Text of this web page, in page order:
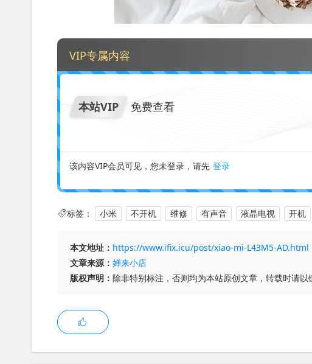
VIP专属内容
本站VIP 免费查看
该内容VIP会员可见，您未登录，请先 登录
标签： 小米 不开机 维修 有声音 液晶电视 开机
本文地址： https://www.ifix.icu/post/xiao-mi-L43M5-AD.html
文章来源： 婵来小店
版权声明： 除非特别标注，否则均为本站原创文章，转载时请以